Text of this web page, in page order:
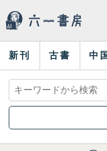
新刊 古書 中